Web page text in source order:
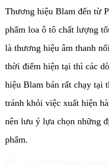
Thương hiệu Blam đến từ
phẩm loa ô tô chất lượng
là thương hiệu âm thanh
thời điểm hiện tại thì các
hiệu Blam bán rất chạy tại
tránh khỏi việc xuất hiện
nên lưu ý lựa chọn những
phẩm.